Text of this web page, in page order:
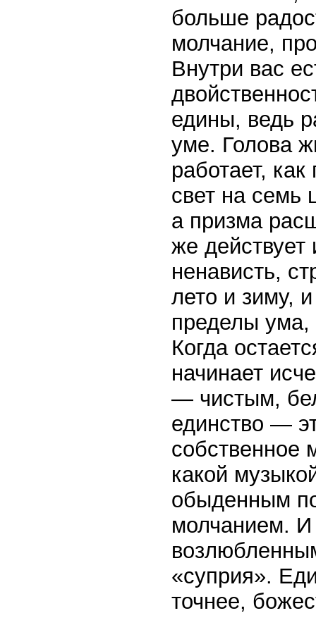
больше
молчание,
Внутри вас
едины, ведь
уме. Голова
работает,
свет на семь
а призма
же
ненависть,
лето и зиму,
пределы ума,
Когда
начинает
— чистым,
единство —
собственное
какой
обыденным
молчанием. И
«суприя».
точнее,